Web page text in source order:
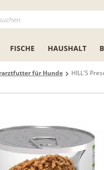
FISCHE HAUSHALT
für Hunde HILL'S